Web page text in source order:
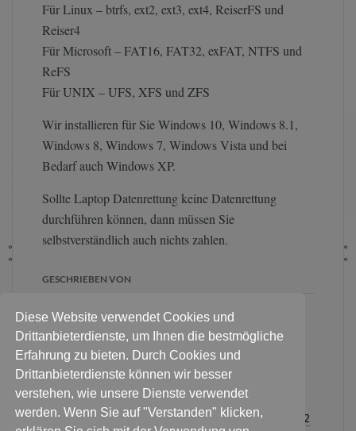
Für Linux – btrfs, ext2, ext3, ext4, ReiserFS und
Reiser4
Für Microsoft – FAT16, FAT32, exFAT, NTFS und
ReFS
Für UNIX – UFS, XFS und ZFS
Wir installieren für Sie Windows 10, Windows 8.1,
Windows 8, Windows 7, Windows Vista und bei
Bedarf auch Windows XP.
Sollte Laptop Datenrettung keine Datenrettung
durchführen können, dann müssen Sie
selbstverständlich auch nichts zahlen.
GESCHRIEBEN VON
an diese Adresse. Persönlich
Festplatte & Datenträger
abgeben? Bitte Termin
vereinbaren:Für alle Kontaktanfragen
Sie haben noch Fragen zum Ablauf?0178 3376232
Diese Website verwendet Cookies und
Drittanbieterdienste, um Ihnen die bestmögliche
Erfahrung zu bieten. Durch Cookies und
Drittanbieterdienste können wir besser
verstehen, wie unsere Dienste verwendet
werden. Wenn Sie auf "Verstanden" klicken,